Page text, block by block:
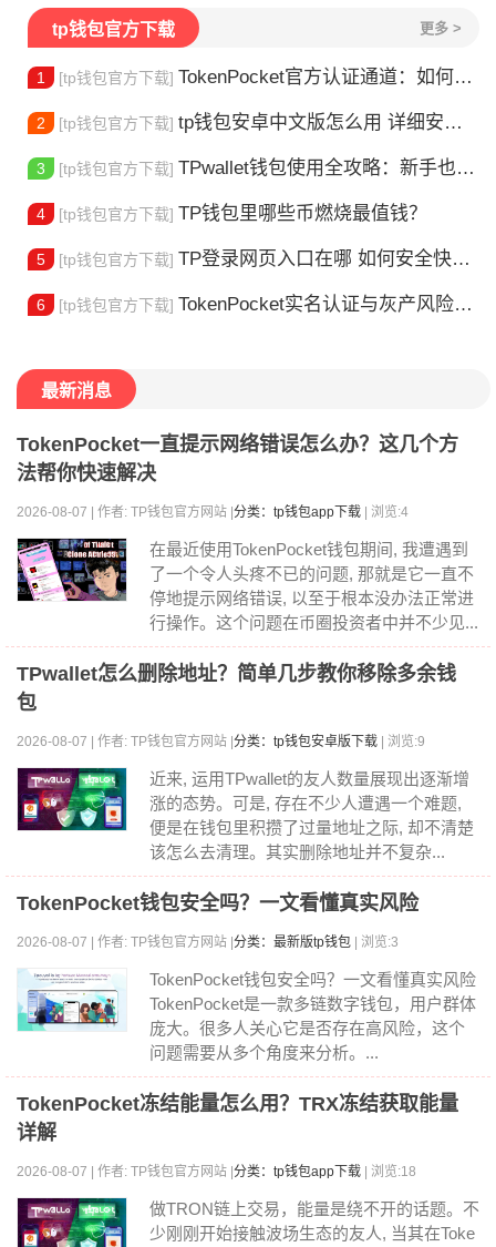
tp钱包官方下载 更多 >
1 [tp钱包官方下载] TokenPocket官方认证通道：如何找到真正的官方渠道
2 [tp钱包官方下载] tp钱包安卓中文版怎么用 详细安装教程
3 [tp钱包官方下载] TPwallet钱包使用全攻略：新手也能快速上手掌握
4 [tp钱包官方下载] TP钱包里哪些币燃烧最值钱？
5 [tp钱包官方下载] TP登录网页入口在哪 如何安全快速登陆平台
6 [tp钱包官方下载] TokenPocket实名认证与灰产风险全解析
最新消息
TokenPocket一直提示网络错误怎么办？这几个方
法帮你快速解决
2026-08-07 | 作者: TP钱包官方网站 | 分类：tp钱包app下载 | 浏览:4
在最近使用TokenPocket钱包期间, 我遭遇到
了一个令人头疼不已的问题, 那就是它一直不
停地提示网络错误, 以至于根本没办法正常进
行操作。这个问题在币圈投资者中并不少见...
TPwallet怎么删除地址？简单几步教你移除多余钱
包
2026-08-07 | 作者: TP钱包官方网站 | 分类：tp钱包安卓版下载 | 浏览:9
近来, 运用TPwallet的友人数量展现出逐渐增
涨的态势。可是, 存在不少人遭遇一个难题,
便是在钱包里积攒了过量地址之际, 却不清楚
该怎么去清理。其实删除地址并不复杂...
TokenPocket钱包安全吗？一文看懂真实风险
2026-08-07 | 作者: TP钱包官方网站 | 分类：最新版tp钱包 | 浏览:3
TokenPocket钱包安全吗？一文看懂真实风险
TokenPocket是一款多链数字钱包，用户群体
庞大。很多人关心它是否存在高风险，这个
问题需要从多个角度来分析。...
TokenPocket冻结能量怎么用？TRX冻结获取能量
详解
2026-08-07 | 作者: TP钱包官方网站 | 分类：tp钱包app下载 | 浏览:18
做TRON链上交易，能量是绕不开的话题。不
少刚刚开始接触波场生态的友人, 当其在Toke